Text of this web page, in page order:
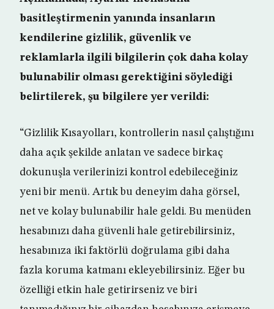
basitleştirmenin yanında insanların
kendilerine gizlilik, güvenlik ve
reklamlarla ilgili bilgilerin çok daha kolay
bulunabilir olması gerektiğini söylediği
belirtilerek, şu bilgilere yer verildi:
“Gizlilik Kısayolları, kontrollerin nasıl çalıştığını
daha açık şekilde anlatan ve sadece birkaç
dokunuşla verilerinizi kontrol edebileceğiniz
yeni bir menü. Artık bu deneyim daha görsel,
net ve kolay bulunabilir hale geldi. Bu menüden
hesabınızı daha güvenli hale getirebilirsiniz,
hesabınıza iki faktörlü doğrulama gibi daha
fazla koruma katmanı ekleyebilirsiniz. Eğer bu
özelliği etkin hale getirirseniz ve biri